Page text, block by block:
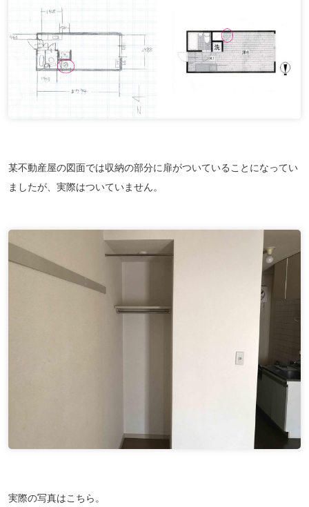
某不動産屋の図面では収納の部分に扉がついていることになってい
ましたが、実際はついていません。
実際の写真はこちら。